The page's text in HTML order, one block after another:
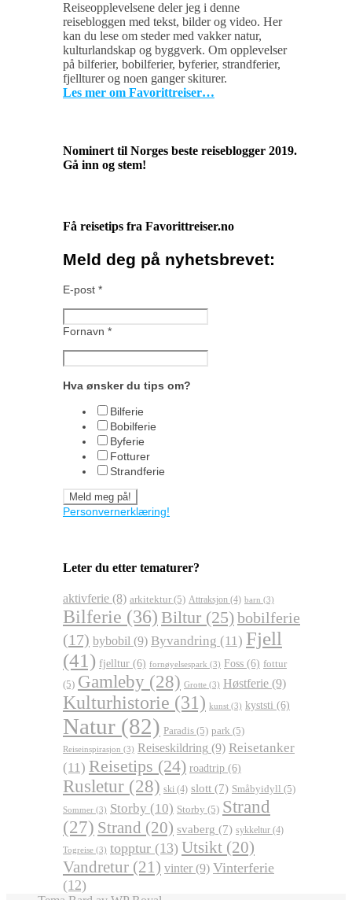
Reiseopplevelsene deler jeg i denne
reisebloggen med tekst, bilder og video. Her
kan du lese om steder med vakker natur,
kulturlandskap og byggverk. Om opplevelser
på bilferier, bobilferier, byferier, strandferier,
fjellturer og noen ganger skiturer.
Les mer om Favorittreiser…
Nominert til Norges beste reiseblogger 2019.
Gå inn og stem!
Få reisetips fra Favorittreiser.no
Meld deg på nyhetsbrevet:
E-post *
Fornavn *
Hva ønsker du tips om?
Bilferie
Bobilferie
Byferie
Fotturer
Strandferie
Personvernerklæring!
Leter du etter tematurer?
aktivferie (8) arkitektur (5) Attraksjon (4) barn (3)
Bilferie (36) Biltur (25)bobilferie
(17) bybobil (9) Byvandring (11) Fjell
(41) fjelltur (6) fornøyelsespark (3) Foss (6) fottur
(5) Gamleby (28) Grotte (3) Høstferie (9)
Kulturhistorie (31) kunst (3) kyststi (6)
Natur (82) Paradis (5) park (5)
Reiseinspirasjon (3) Reiseskildring (9) Reisetanker
(11) Reisetips (24) roadtrip (6)
Rusletur (28) ski (4) slott (7) Småbyidyll (5)
Sommer (3) Storby (10) Storby (5) Strand
(27) Strand (20) svaberg (7) sykkeltur (4)
Togreise (3) topptur (13) Utsikt (20)
Vandretur (21) vinter (9) Vinterferie
(12)